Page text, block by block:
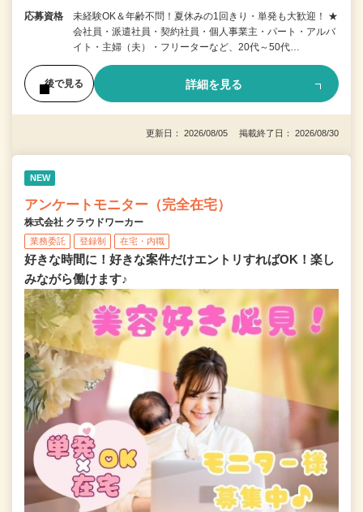
応募資格
未経験OK＆年齢不問！夏休みの1回きり・単発も大歓迎！ ★
会社員・派遣社員・契約社員・個人事業主・パート・アルバ
イト・主婦（夫）・フリーターなど、20代～50代…
後で見る 詳細を見る
更新日： 2026/08/05 掲載終了日： 2026/08/30
NEW
アンケートモニター（完全在宅）
株式会社 クラウドワーカー
業務委託 登録制 在宅・内職
好きな時間に！好きな案件だけエントリすればOK！楽し
みながら働けます♪